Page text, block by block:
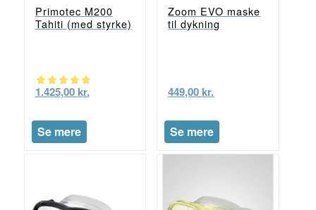
Primotec M200
Tahiti (med styrke)
Vurderet
5.00
ud af 5
1.425,00 kr.
Se mere
Zoom EVO maske
til dykning
449,00 kr.
Se mere